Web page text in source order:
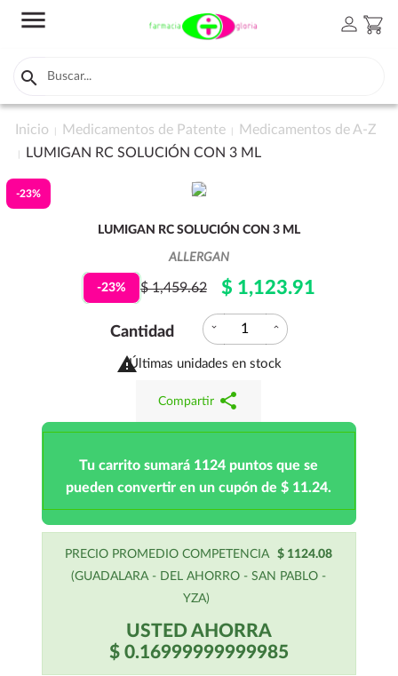
menu person shopping_cart

Inicio Medicamentos de Patente
Medicamentos de A-Z
LUMIGAN RC SOLUCIÓN CON 3 ML
-23%
LUMIGAN RC SOLUCIÓN CON 3 ML
ALLERGAN
-23% $ 1,459.62 $ 1,123.91
Cantidad expand_more expand_less
Últimas unidades en stock
Compartir share
Tu carrito sumará 1124 puntos que se
pueden convertir en un cupón de $ 11.24.
PRECIO PROMEDIO COMPETENCIA
$ 1124.08
(GUADALARA - DEL AHORRO - SAN PABLO -
YZA)
USTED AHORRA
$ 0.16999999999985